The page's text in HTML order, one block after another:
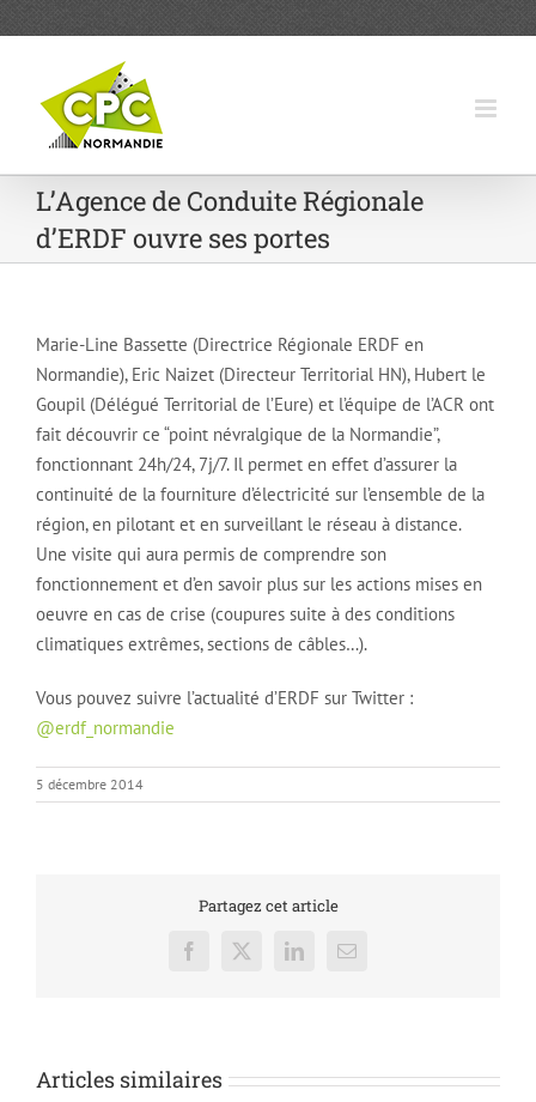
L’Agence de Conduite Régionale
d’ERDF ouvre ses portes
Marie-Line Bassette (Directrice Régionale ERDF en
Normandie), Eric Naizet (Directeur Territorial HN), Hubert le
Goupil (Délégué Territorial de l’Eure) et l’équipe de l’ACR ont
fait découvrir ce “point névralgique de la Normandie”,
fonctionnant 24h/24, 7j/7. Il permet en effet d’assurer la
continuité de la fourniture d’électricité sur l’ensemble de la
région, en pilotant et en surveillant le réseau à distance.
Une visite qui aura permis de comprendre son
fonctionnement et d’en savoir plus sur les actions mises en
oeuvre en cas de crise (coupures suite à des conditions
climatiques extrêmes, sections de câbles…).
Vous pouvez suivre l’actualité d’ERDF sur Twitter :
@erdf_normandie
5 décembre 2014
Partagez cet article
Facebook
X LinkedInEmail
Articles similaires